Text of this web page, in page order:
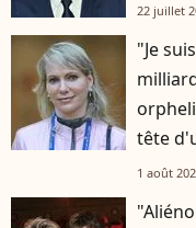
22 juillet
"Je
tête
1 août